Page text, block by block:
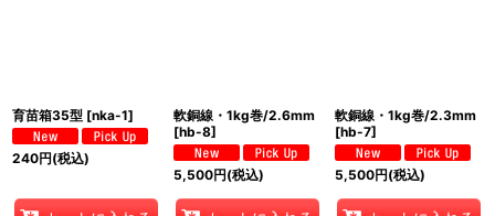
育苗箱35型 [nka-1]
240円(税込)
軟銅線・1kg巻/2.6mm
[hb-8]
5,500円(税込)
軟銅線・1kg巻/2.3mm
[hb-7]
5,500円(税込)